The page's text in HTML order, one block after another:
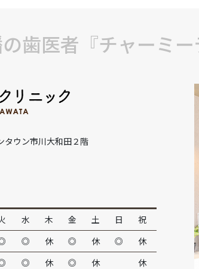
歯医者『チャーミ
ウン市川大和田２階
水 木 金 土 日
祝
◎ 休 ◎ 休 ◎
休
◎ 休 ◎ 休
休